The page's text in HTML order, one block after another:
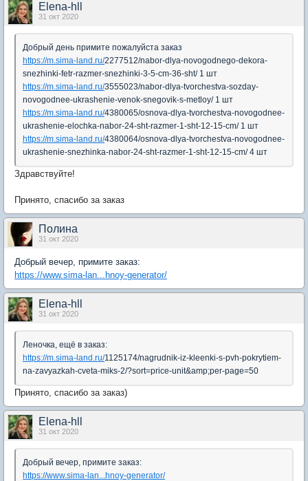
Elena-hll
31 окт 2020
Добрый день примите пожалуйста заказ
https://m.sima-land.ru/2277512/nabor-dlya-novogodnego-dekora-
snezhinki-fetr-razmer-snezhinki-3-5-cm-36-sht/ 1 шт
https://m.sima-land.ru/3555023/nabor-dlya-tvorchestva-sozday-
novogodnee-ukrashenie-venok-snegovik-s-metloy/ 1 шт
https://m.sima-land.ru/4380065/osnova-dlya-tvorchestva-novogodnee-
ukrashenie-elochka-nabor-24-sht-razmer-1-sht-12-15-cm/ 1 шт
https://m.sima-land.ru/4380064/osnova-dlya-tvorchestva-novogodnee-
ukrashenie-snezhinka-nabor-24-sht-razmer-1-sht-12-15-cm/ 4 шт
Здравствуйте!
Принято, спасибо за заказ
Полина
31 окт 2020
Добрый вечер, примите заказ:
https://www.sima-lan...hnoy-generator/
Elena-hll
31 окт 2020
Леночка, ещё в заказ:
https://m.sima-land.ru/1125174/nagrudnik-iz-kleenki-s-pvh-pokrytiem-
na-zavyazkah-cveta-miks-2/?sort=price-unit&amp;per-page=50
Принято, спасибо за заказ)
Elena-hll
31 окт 2020
Добрый вечер, примите заказ:
https://www.sima-lan...hnoy-generator/